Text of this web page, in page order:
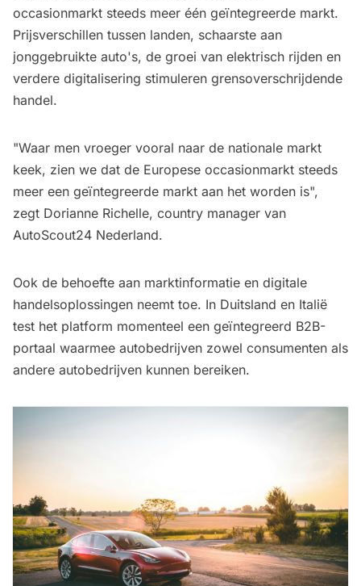
occasionmarkt steeds meer één geïntegreerde markt.
Prijsverschillen tussen landen, schaarste aan
jonggebruikte auto's, de groei van elektrisch rijden en
verdere digitalisering stimuleren grensoverschrijdende
handel.
"Waar men vroeger vooral naar de nationale markt
keek, zien we dat de Europese occasionmarkt steeds
meer een geïntegreerde markt aan het worden is",
zegt Dorianne Richelle, country manager van
AutoScout24 Nederland.
Ook de behoefte aan marktinformatie en digitale
handelsoplossingen neemt toe. In Duitsland en Italië
test het platform momenteel een geïntegreerd B2B-
portaal waarmee autobedrijven zowel consumenten als
andere autobedrijven kunnen bereiken.